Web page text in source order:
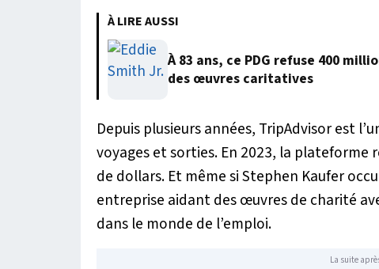
À LIRE AUSSI
À 83 ans, ce PDG refuse 400
des œuvres caritatives
Depuis plusieurs années, TripAdvisor est
voyages et sorties. En 2023, la plateforme
de dollars. Et même si Stephen Kaufer
entreprise aidant des œuvres de charité
dans le monde de l’emploi.
La suite